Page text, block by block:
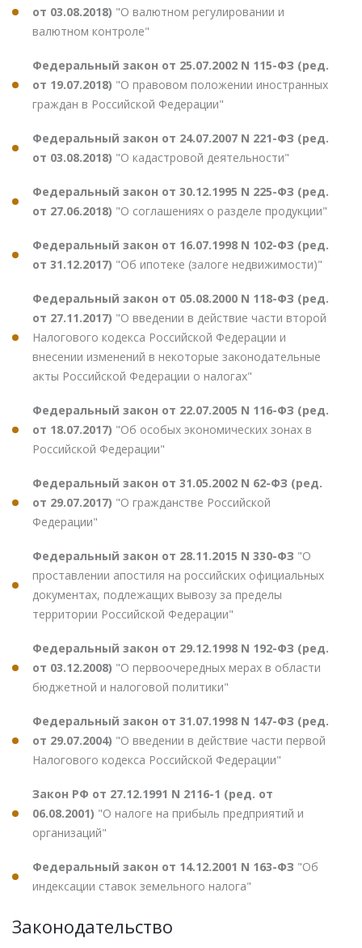
от 03.08.2018) "О валютном регулировании и
валютном контроле"
Федеральный закон от 25.07.2002 N 115-ФЗ (ред.
от 19.07.2018) "О правовом положении иностранных
граждан в Российской Федерации"
Федеральный закон от 24.07.2007 N 221-ФЗ (ред.
от 03.08.2018) "О кадастровой деятельности"
Федеральный закон от 30.12.1995 N 225-ФЗ (ред.
от 27.06.2018) "О соглашениях о разделе продукции"
Федеральный закон от 16.07.1998 N 102-ФЗ (ред.
от 31.12.2017) "Об ипотеке (залоге недвижимости)"
Федеральный закон от 05.08.2000 N 118-ФЗ (ред.
от 27.11.2017) "О введении в действие части второй
Налогового кодекса Российской Федерации и
внесении изменений в некоторые законодательные
акты Российской Федерации о налогах"
Федеральный закон от 22.07.2005 N 116-ФЗ (ред.
от 18.07.2017) "Об особых экономических зонах в
Российской Федерации"
Федеральный закон от 31.05.2002 N 62-ФЗ (ред.
от 29.07.2017) "О гражданстве Российской
Федерации"
Федеральный закон от 28.11.2015 N 330-ФЗ "О
проставлении апостиля на российских официальных
документах, подлежащих вывозу за пределы
территории Российской Федерации"
Федеральный закон от 29.12.1998 N 192-ФЗ (ред.
от 03.12.2008) "О первоочередных мерах в области
бюджетной и налоговой политики"
Федеральный закон от 31.07.1998 N 147-ФЗ (ред.
от 29.07.2004) "О введении в действие части первой
Налогового кодекса Российской Федерации"
Закон РФ от 27.12.1991 N 2116-1 (ред. от
06.08.2001) "О налоге на прибыль предприятий и
организаций"
Федеральный закон от 14.12.2001 N 163-ФЗ "Об
индексации ставок земельного налога"
Законодательство